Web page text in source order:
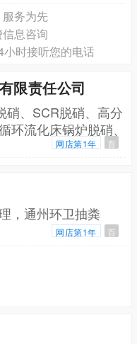
务为先
息咨询
时接听您的电话
限责任公司
硝、SCR脱硝、高分
流化床锅炉脱硝、
网店第1年 百
，通州环卫抽粪
网店第1年 百